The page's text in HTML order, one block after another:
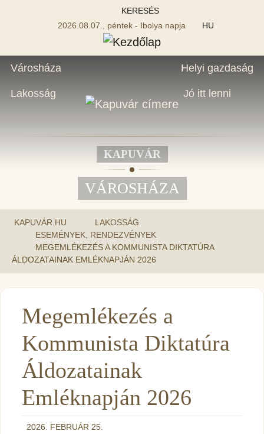
KERESÉS
2026.08.07., péntek - Ibolya napja
HU
Városháza
Lakosság
Helyi gazdaság
Jó itt lenni
KAPUVÁR
VÁROSHÁZA
KAPUVÁR.HU
LAKOSSÁG
ESEMÉNYEK, RENDEZVÉNYEK
MEGEMLÉKEZÉS A KOMMUNISTA DIKTATÚRA
ÁLDOZATAINAK EMLÉKNAPJÁN 2026
Megemlékezés a
Kommunista Diktatúra
Áldozatainak
Emléknapján 2026
2026. FEBRUÁR 25.